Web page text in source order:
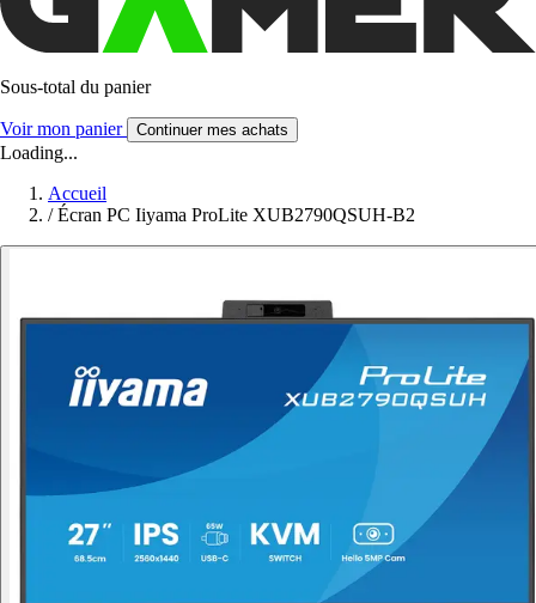
Sous-total du panier
Voir mon panier Continuer mes achats
Loading...
Accueil
/ Écran PC Iiyama ProLite XUB2790QSUH-B2